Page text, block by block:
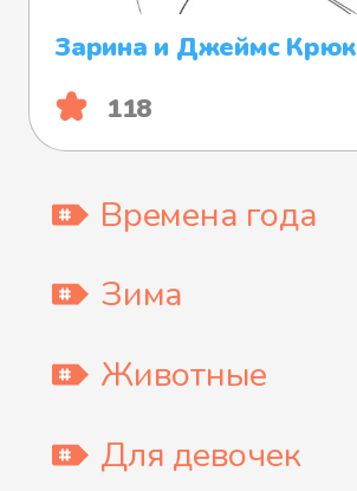
Зарина и Джеймс Крюк
118
Времена года
Зима
Животные
Для девочек